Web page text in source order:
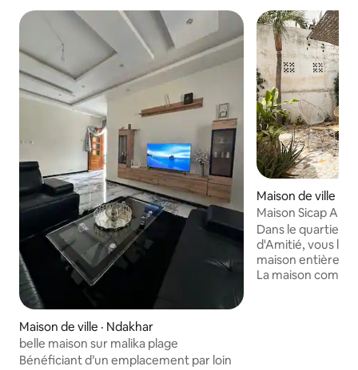
Maison de ville · Ndakhar
belle maison sur malika plage
Bénéficiant d’un emplacement par loin
Maison de ville ·
Maison Sicap
Dans le quartier
d'Amitié, vous
maison
La maison